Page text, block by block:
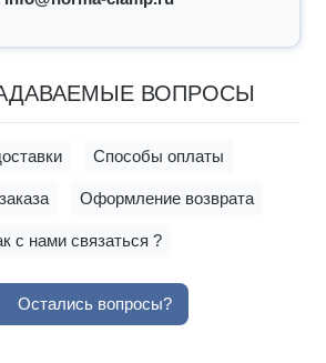
ВОПРОСЫ
Способы оплаты
Оформление возврата
с нами связаться ?
Остались вопросы?